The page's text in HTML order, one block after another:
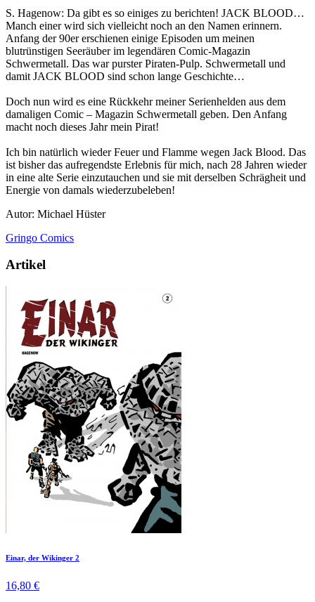
S. Hagenow: Da gibt es so einiges zu berichten! JACK BLOOD…
Manch einer wird sich vielleicht noch an den Namen erinnern.
Anfang der 90er erschienen einige Episoden um meinen
blutrünstigen Seeräuber im legendären Comic-Magazin
Schwermetall. Das war purster Piraten-Pulp. Schwermetall und
damit JACK BLOOD sind schon lange Geschichte…
Doch nun wird es eine Rückkehr meiner Serienhelden aus dem
damaligen Comic – Magazin Schwermetall geben. Den Anfang
macht noch dieses Jahr mein Pirat!
Ich bin natürlich wieder Feuer und Flamme wegen Jack Blood. Das
ist bisher das aufregendste Erlebnis für mich, nach 28 Jahren wieder
in eine alte Serie einzutauchen und sie mit derselben Schrägheit und
Energie von damals wiederzubeleben!
Autor: Michael Hüster
Gringo Comics
Artikel
Einar, der Wikinger 2
16,80 €